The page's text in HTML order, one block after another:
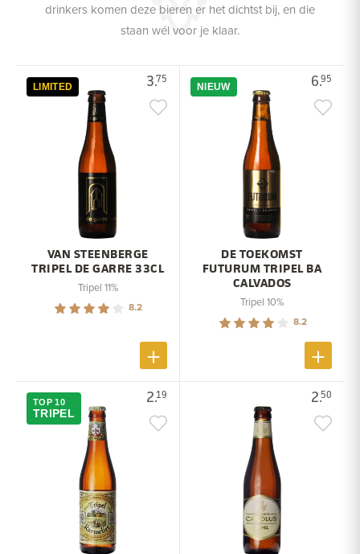
drinkers komen deze bieren er het dichtst bij, en die
staan wél voor je klaar.
3.75
LIMITED
VAN STEENBERGE
TRIPEL DE GARRE 33CL
Tripel 11%
8.2
6.95
NIEUW
DE TOEKOMST
FUTURUM TRIPEL BA
CALVADOS
Tripel 10%
8.2
2.19
TOP 10
TRIPEL
2.50